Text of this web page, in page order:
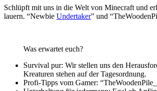
Schlüpft mit uns in die Welt von Minecraft und
lauern. “Newbie Undertaker” und
Was erwartet euch?
Survival pur: Wir stellen uns den
Kreaturen stehen auf der Tagesordnung.
Profi-Tipps vom Gamer: